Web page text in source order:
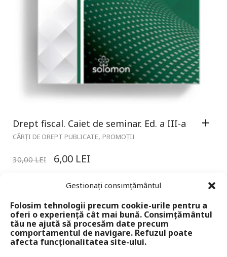
Gestionați consimțământul
Folosim tehnologii precum cookie-urile pentru a
oferi o experiență cât mai bună. Consimțământul
tău ne ajută să procesăm date precum
comportamentul de navigare. Refuzul poate
afecta funcționalitatea site-ului.
Drept fiscal. Caiet de seminar. Ed. a III-a
CĂRȚI DE DREPT PUBLICATE, PROMOȚII
30,00LEI 6,00 LEI